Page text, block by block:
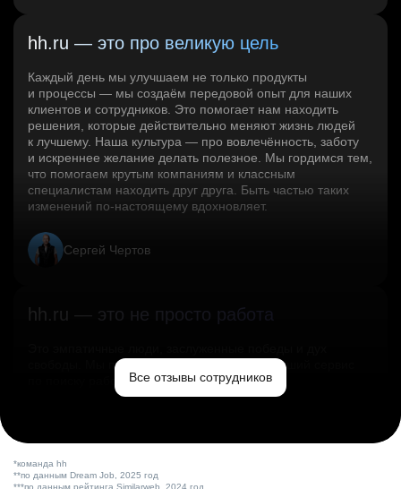
hh.ru — это про великую цель
Каждый день мы улучшаем не только продукты
и процессы — мы создаём передовой опыт для наших
клиентов и сотрудников. Это помогает нам находить
решения, которые действительно меняют жизнь людей
к лучшему. Наша культура — про вовлечённость, заботу
и искреннее желание делать полезное. Мы гордимся тем,
что помогаем крутым компаниям и классным
специалистам находить друг друга. Быть частью таких
изменений по‑настоящему вдохновляет.
Сергей Чертов
hh.ru — это не просто работа
свободы. Мы помогаем миру и создаём лучший сервис
по поиску работы в стране.Все отзывы сотрудников
*команда hh
**по данным Dream Job, 2025 год
***по данным рейтинга Similarweb, 2024 год